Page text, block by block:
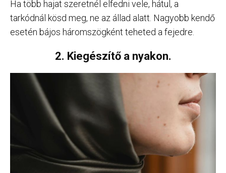
Ha több hajat szeretnél elfedni vele, hátul, a
tarkódnál kösd meg, ne az állad alatt. Nagyobb kendő
esetén bájos háromszögként teheted a fejedre.
2. Kiegészítő a nyakon.